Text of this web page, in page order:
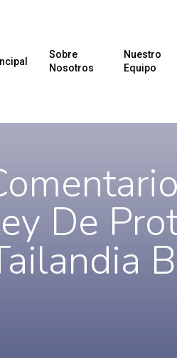
Sobre
Nosotros
Nuestro
Equipo
De